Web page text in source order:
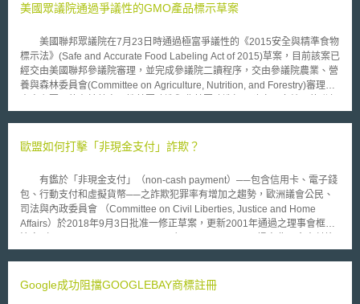
美國眾議院通過爭議性的GMO產品標示草案
美國聯邦眾議院在7月23日時通過極富爭議性的《2015安全與精準食物
標示法》(Safe and Accurate Food Labeling Act of 2015)草案，目前該案已
經交由美國聯邦參議院審理，並完成參議院二讀程序，交由參議院農業、營
養與森林委員會(Committee on Agriculture, Nutrition, and Forestry)審理。
標準。引發爭議的是本案第203條b項的規定，該條款規定禁止各州建立強
議員Mike Pompeo提出。根據他及本案最主要的遊說團體美國雜貨製造商
強制性的GMO產品標示制度，目的有二：一是透過建立全國性的標準，避
免各州標準不同的紊亂。一是他們認為「基改產品跟非基改產品一樣好」，
如果強制標示可能會誤導消費者，使其認為基改產品可能是有問題或風險
的。同時，他們也擔心強制標示可能將導致產品的價格上升。這樣的主張確
實獲得了許多眾議院議員的支持。該案在眾議院通過時獲得了275張支持
眾議員，大部分是來自對食物價格較為敏感的選區，或是在競選期間就已經
州及聯邦食藥署無法建立強制性的標示規定，侵害人民對於基改產品知的權
歐盟如何打擊「非現金支付」詐欺？
有鑑於「非現金支付」（non-cash payment）──包含信用卡、電子錢
包、行動支付和虛擬貨幣──之詐欺犯罪率有增加之趨勢，歐洲議會公民、
司法與內政委員會 （Committee on Civil Liberties, Justice and Home
Affairs）於2018年9月3日批准一修正草案，更新2001年通過之理事會框架
欺之刑責，同時強化被害人保護。此一修正草案旨在消弭歐盟成員國間之法
重要者為將虛擬貨幣交易納入犯罪之構成要件，並提高刑責。如法官認定犯
Google成功阻擋GOOGLEBAY商標註冊